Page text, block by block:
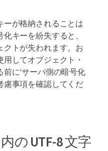
ーが格納されることは
キーを紛失すると、
クトが失われます。お
してオブジェクト・
前に'サーバ側の暗号化
慮事項を確認してくだ
の UTF-8 文字